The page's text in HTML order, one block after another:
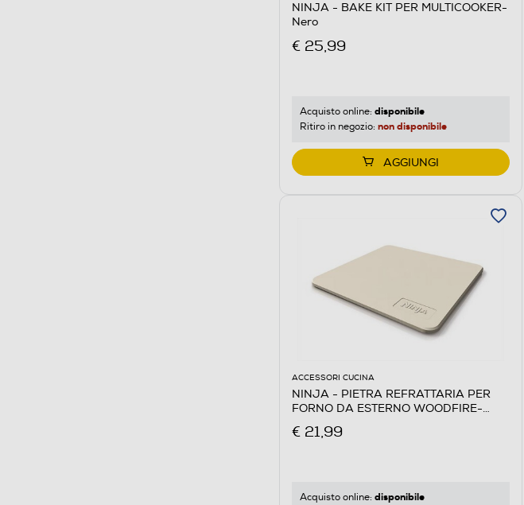
NINJA - BAKE KIT PER MULTICOOKER-
Nero
€ 25,99
Acquisto online: disponibile
Ritiro in negozio: non disponibile
AGGIUNGI
ACCESSORI CUCINA
NINJA - PIETRA REFRATTARIA PER
FORNO DA ESTERNO WOODFIRE-
€ 21,99
Acquisto online: disponibile